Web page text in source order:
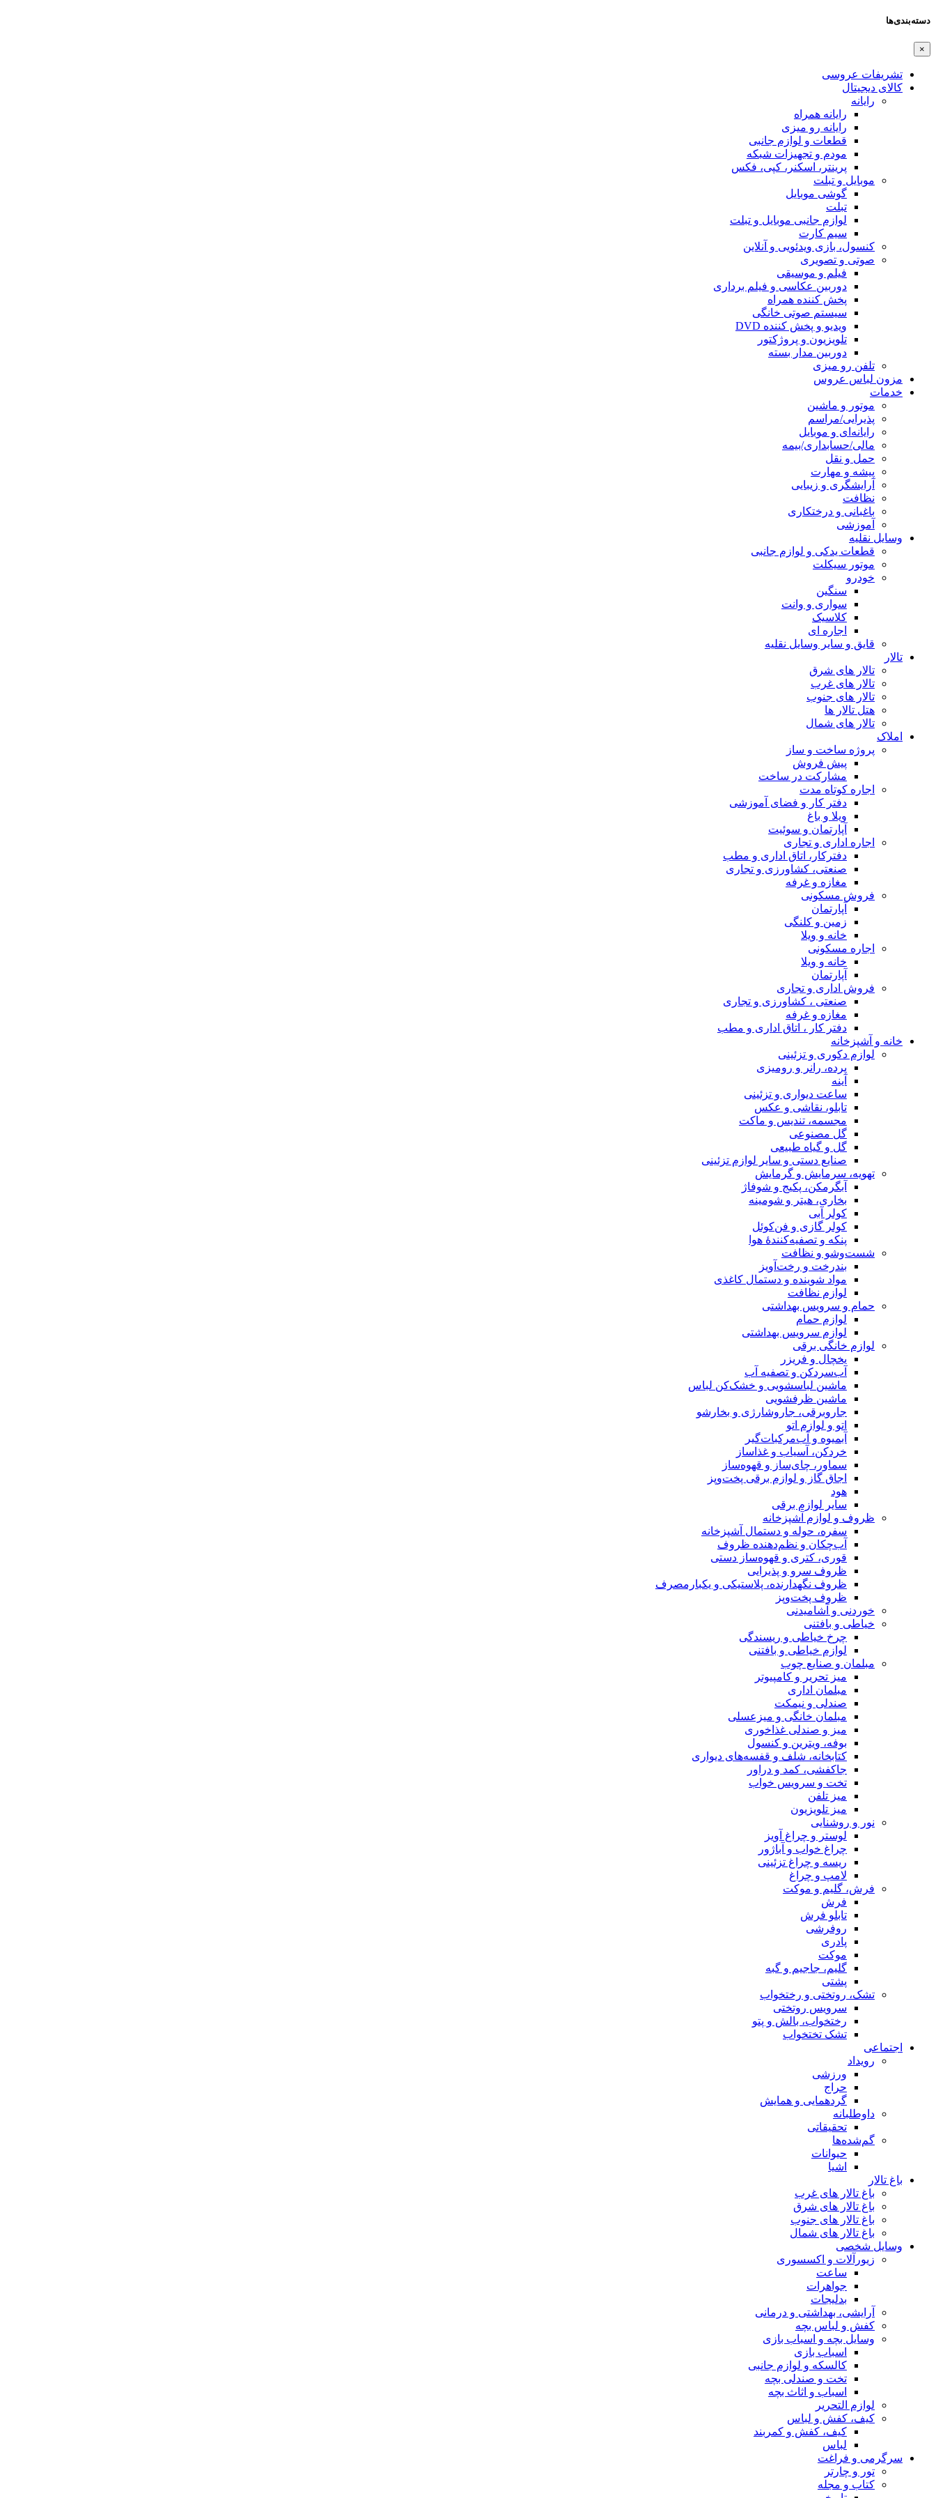
دسته‌بندی‌ها
×
تشریفات عروسی
کالای دیجیتال
رایانه
رایانه همراه
رایانه رو میزی
قطعات و لوازم جانبی
مودم و تجهیزات شبکه
پرینتر، اسکنر، کپی، فکس
موبایل و تبلت
گوشی موبایل
تبلت
لوازم جانبی موبایل و تبلت
سیم کارت
کنسول، بازی‌ ویدئویی و آنلاین
صوتی و تصویری
فیلم و موسیقی
دوربین عکاسی و فیلم برداری
پخش کننده همراه
سیستم صوتی خانگی
ویدیو و پخش کننده DVD
تلویزیون و پروژکتور
دوربین مدار بسته
تلفن رو میزی
مزون لباس عروس
خدمات
موتور و ماشین
پذیرایی/مراسم
رایانه‌ای و موبایل
مالی/حسابداری/بیمه
حمل و نقل
پیشه و مهارت
آرایشگری و زیبایی
نظافت
باغبانی و درختکاری
آموزشی
وسایل نقلیه
قطعات یدکی و لوازم جانبی
موتور سیکلت
خودرو
سنگین
سواری و وانت
کلاسیک
اجاره ای
قایق و سایر وسایل نقلیه
تالار
تالار های شرق
تالار های غرب
تالار های جنوب
هتل تالار ها
تالار های شمال
املاک
پروژه ساخت و ساز
پیش فروش
مشارکت در ساخت
اجاره کوتاه مدت
دفتر کار و فضای آموزشی
ویلا و باغ
آپارتمان و سوئیت
اجاره اداری و تجاری
دفترکار، اتاق اداری و مطب
صنعتی، کشاورزی و تجاری
مغازه و غرفه
فروش مسکونی
آپارتمان
زمین و کلنگی
خانه و ویلا
اجاره مسکونی
خانه و ویلا
آپارتمان
فروش اداری و تجاری
صنعتی ، کشاورزی و تجاری
مغازه و غرفه
دفتر کار ، اتاق اداری و مطب
خانه و آشپزخانه
لوازم دکوری و تزئینی
پرده، رانر و رومیزی
آینه
ساعت دیواری و تزئینی
تابلو، نقاشی و عکس
مجسمه، تندیس و ماکت
گل مصنوعی
گل و گیاه طبیعی
صنایع دستی و سایر لوازم تزئینی
تهویه، سرمایش و گرمایش
آبگرمکن، پکیج و شوفاژ
بخاری، هیتر و شومینه
کولر آبی
کولر گازی و فن‌کوئل
پنکه و تصفیه‌کنندهٔ هوا
شست‌وشو و نظافت
بندرخت و رخت‌آویز
مواد شوینده و دستمال کاغذی
لوازم نظافت
حمام و سرویس بهداشتی
لوازم حمام
لوازم سرویس بهداشتی
لوازم خانگی برقی
یخچال و فریزر
آب‌سردکن و تصفیه آب
ماشین لباسشویی و خشک‌کن لباس
ماشین ظرفشویی
جاروبرقی، جاروشارژی و بخارشو
اتو و لوازم اتو
آبمیوه و آب‌مرکبات‌گیر
خردکن، آسیاب و غذاساز
سماور، چای‌ساز و قهوه‌ساز
اجاق گاز و لوازم برقی پخت‌وپز
هود
سایر لوازم برقی
ظروف و لوازم آشپزخانه
سفره، حوله و دستمال آشپزخانه
آب‌چکان و نظم‌دهنده ظروف
قوری، کتری و قهوه‌ساز دستی
ظروف سرو و پذیرایی
ظروف نگهدارنده، پلاستیکی و یکبارمصرف
ظروف پخت‌وپز
خوردنی و آشامیدنی
خیاطی و بافتنی
چرخ خیاطی و ریسندگی
لوازم خیاطی و بافتنی
مبلمان و صنایع چوب
میز تحریر و کامپیوتر
مبلمان اداری
صندلی و نیمکت
مبلمان خانگی و میزعسلی
میز و صندلی غذاخوری
بوفه، ویترین و کنسول
کتابخانه، شلف و قفسه‌های دیواری
جاکفشی، کمد و دراور
تخت و سرویس خواب
میز تلفن
میز تلویزیون
نور و روشنایی
لوستر و چراغ آویز
چراغ خواب و آباژور
ریسه و چراغ تزئینی
لامپ و چراغ
فرش، گلیم و موکت
فرش
تابلو فرش
روفرشی
پادری
موکت
گلیم، جاجیم و گبه
پشتی
تشک، روتختی و رختخواب
سرویس روتختی
رختخواب، بالش و پتو
تشک تختخواب
اجتماعی
رویداد
ورزشی
حراج
گردهمایی و همایش
داوطلبانه
تحقیقاتی
گم‌شده‌ها
حیوانات
اشیا
باغ تالار
باغ تالار های غرب
باغ تالار های شرق
باغ تالار های جنوب
باغ تالار های شمال
وسایل شخصی
زیورآلات و اکسسوری
ساعت
جواهرات
بدلیجات
آرایشی، بهداشتی و درمانی
کفش و لباس بچه
وسایل بچه و اسباب بازی
اسباب بازی
کالسکه و لوازم جانبی
تخت و صندلی بچه
اسباب و اثاث بچه
لوازم التحریر
کیف، کفش و لباس
کیف، کفش و کمربند
لباس
سرگرمی و فراغت
تور و چارتر
کتاب و مجله